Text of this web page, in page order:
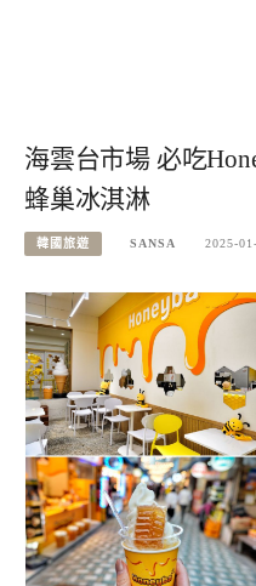
海雲台市場 必吃
蜂巢冰淇淋
韓國旅遊 SANSA 2025-